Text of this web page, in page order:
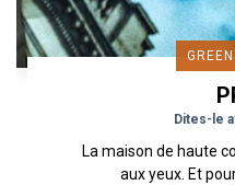
Dites-le
La maison de haute
aux yeux. Et